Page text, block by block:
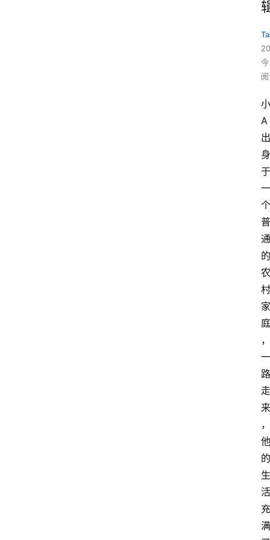
小
A
出
身
于
一
个
普
通
的
农
村
家
庭
，
一
路
走
来
，
他
的
生
活
充
满